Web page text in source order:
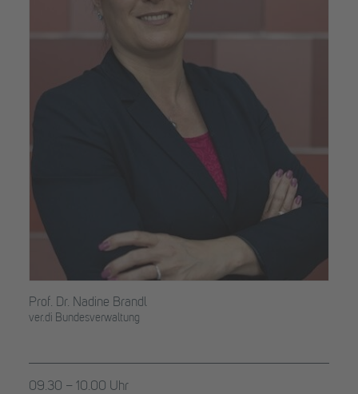
Prof. Dr. Nadine Brandl
ver.di Bundesverwaltung
09.30 – 10.00 Uhr